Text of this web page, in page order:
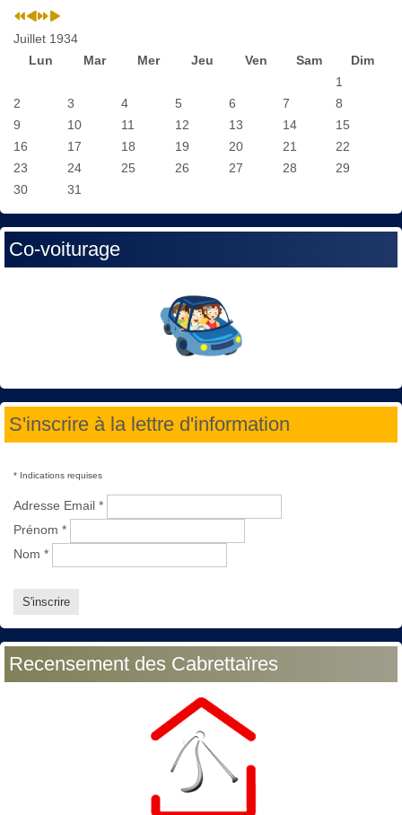
Juillet 1934
Lun
Mar Mer Jeu Ven Sam
Dim
1
2
3 4 5 6 7
8
9
10 11 12 13 14
15
16
17 18 19 20 21
22
23
24 25 26 27 28
29
30
31
Co-voiturage
S'inscrire à la lettre d'information
* Indications requises
Adresse Email *
Prénom *
Nom *
Recensement des Cabrettaïres